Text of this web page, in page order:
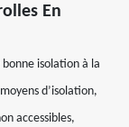
En
isolation à la
d’isolation,
accessibles,